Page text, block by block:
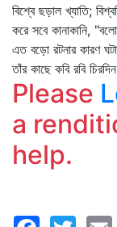
বিশ্বে ছড়াল খ্যাতি;
করে সবে কানাকানি,
এত বড়ো রটনার কারণ
তাঁর কাছে কবি রবি
Please
a
help.